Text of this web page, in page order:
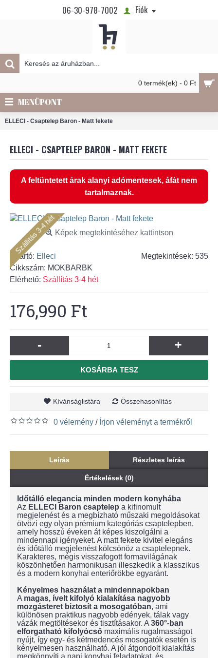
06-30-978-7002 Fiók
0 termék(ek) - 0 Ft
MENÜPONT
ELLECI - Csaptelep Baron - Matt fekete
ELLECI - CSAPTELEP BARON - MATT FEKETE
A feltüntetett árak alanyi adómentesek, áfát nem
tartalmaznak.
Szállítás 3-4 hétKépek megtekintéséhez kattintson
Megtekintések: 535
Gyártó: Elleci
Cikkszám: MOKBARBK
Elérhető: Szállítás 3-4 hét
176,990 Ft
- +
KOSÁRBA TESZ
Kívánságlistára Összehasonlítás
0 vélemény / Írjon véleményt a termékről
Leírás Részletes leírás
Értékelések (0)
Időtálló elegancia minden modern konyhába
Az ELLECI Baron csaptelep a kifinomult
megjelenést és a megbízható műszaki megoldásokat
ötvözi egy olyan prémium kategóriás csaptelepben,
amely hosszú éveken át képes kiszolgálni a
mindennapi igényeket. A matt fekete kivitel elegáns
és időtálló megjelenést kölcsönöz a csaptelepnek.
Karakteres, mégis visszafogott formavilágának
köszönhetően harmonikusan illeszkedik a klasszikus
és a modern konyhai enteriőrökbe egyaránt.
Kényelmes használat a mindennapokban
A magas, ívelt kifolyó kialakítása nagyobb
mozgásteret biztosít a mosogatóban, ami
különösen praktikus nagyobb edények, tálak vagy
vázák megtöltésekor és tisztításakor. A 360°-ban
elforgatható kifolyócső maximális rugalmasságot
nyújt, így egy- és kétmedencés mosogatók esetén is
kényelmesen használható. A jól átgondolt kialakítás
megkönnyíti a napi konyhai feladatokat, és